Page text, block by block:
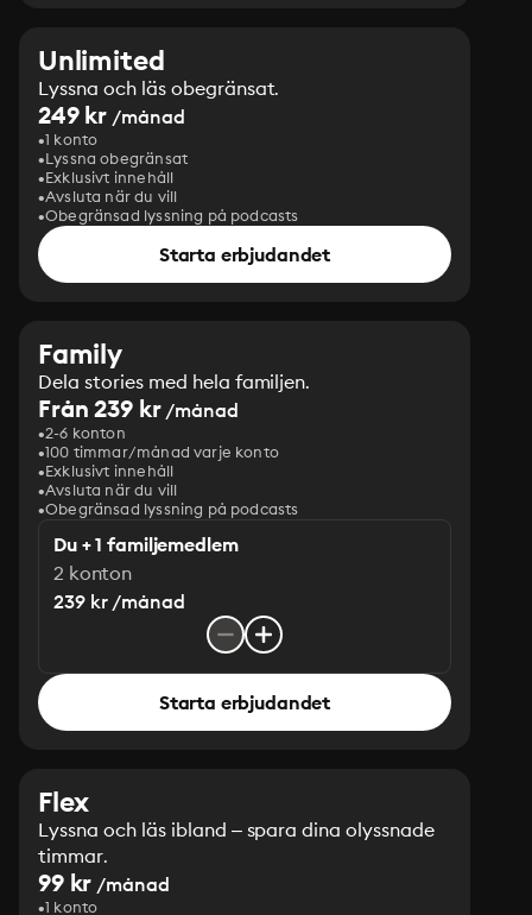
Unlimited
Lyssna och läs obegränsat.
249 kr /månad
1 konto
Lyssna obegränsat
Exklusivt innehåll
Avsluta när du vill
Obegränsad lyssning på podcasts
Starta erbjudandet
Family
Dela stories med hela familjen.
Från 239 kr/månad
2-6 konton
100 timmar/månad varje konto
Exklusivt innehåll
Avsluta när du vill
Obegränsad lyssning på podcasts
Du + 1 familjemedlem
2 konton
239 kr /månad
Starta erbjudandet
Flex
Lyssna och läs ibland – spara dina olyssnade
timmar.
99 kr /månad
1 konto